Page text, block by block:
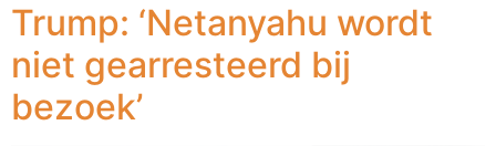
Trump: ‘Netanyahu wordt
niet gearresteerd bij
bezoek’